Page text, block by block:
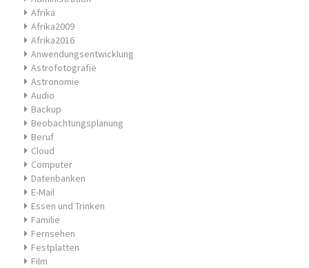
Afrika
Afrika2009
Afrika2016
Anwendungsentwicklung
Astrofotografie
Astronomie
Audio
Backup
Beobachtungsplanung
Beruf
Cloud
Computer
Datenbanken
E-Mail
Essen und Trinken
Familie
Fernsehen
Festplatten
Film